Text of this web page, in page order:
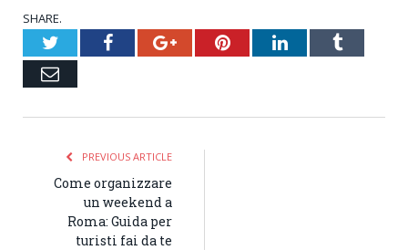
SHARE.
TwitterFacebookGoogle+PinterestLinkedInTumblr
Email
PREVIOUS ARTICLE
Come organizzare
un weekend a
Roma: Guida per
turisti fai da te